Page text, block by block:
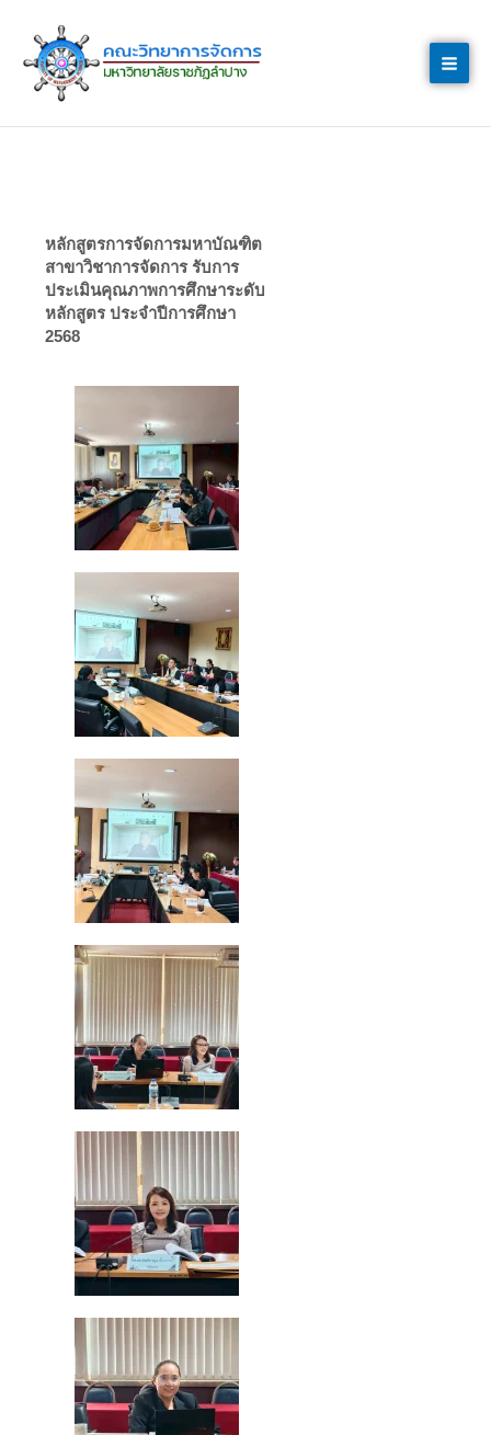
content
หลักสูตรการจัดการมหาบัณฑิต
สาขาวิชาการจัดการ รับการ
ประเมินคุณภาพการศึกษาระดับ
หลักสูตร ประจำปีการศึกษา
2568